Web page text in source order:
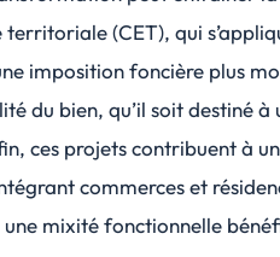
territoriale (CET), qui
imposition foncière plus
du bien, qu’il soit destiné à
ces projets contribuent à
commerces et
mixité fonctionnelle